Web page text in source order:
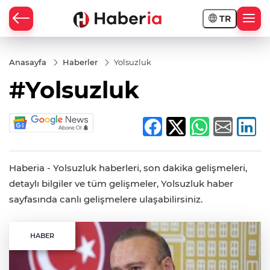
TR
Anasayfa Haberler Yolsuzluk
#Yolsuzluk
Haberia - Yolsuzluk haberleri, son dakika gelişmeleri,
detaylı bilgiler ve tüm gelişmeler, Yolsuzluk haber
sayfasında canlı gelişmelere ulaşabilirsiniz.
HABER